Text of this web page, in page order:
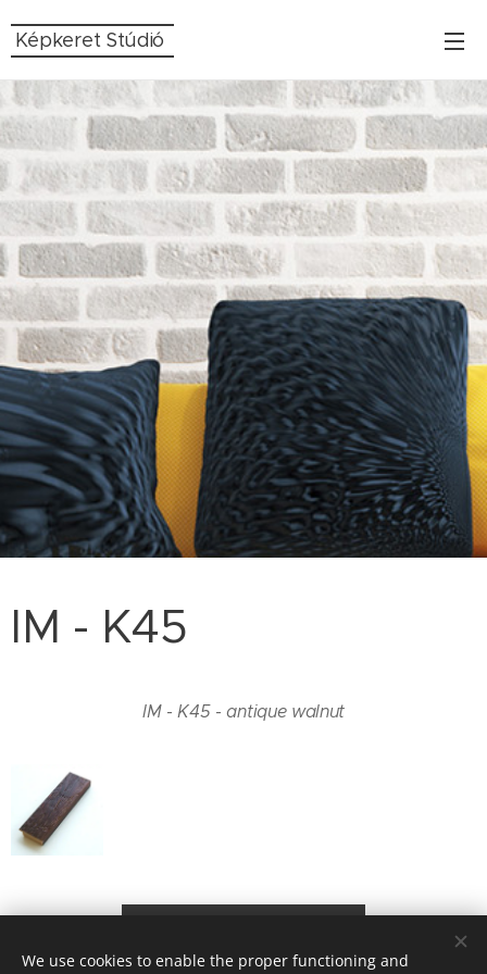
Képkeret Stúdió
IM - K45
IM - K45 - antique walnut
We use cookies to enable the proper functioning and